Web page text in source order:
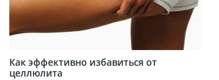
Как эффективно избавиться от
целлюлита